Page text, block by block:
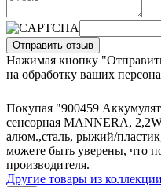
Отправить отзыв
Нажимая кнопку
на обработку ваших
Покупая "900459
сенсорная MANNERA,
алюм.,сталь, рыжий/
можете быть уверены, что
производителя.
Другие товары из